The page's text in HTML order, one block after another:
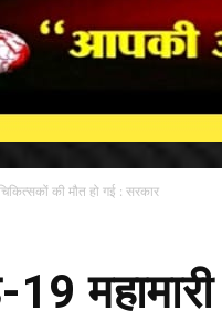
की मौत हो गई : सरकार
19